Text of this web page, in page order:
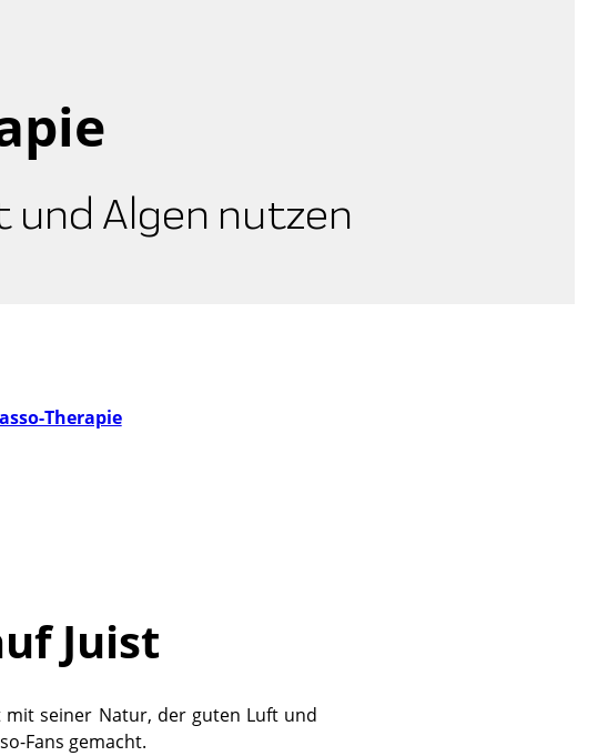
Algen nutzen
Therapie
Juist
mit seiner Natur, der guten Luft und
Fans gemacht.